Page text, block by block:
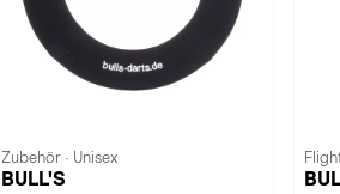
Zubehör · Unisex
BULL'S